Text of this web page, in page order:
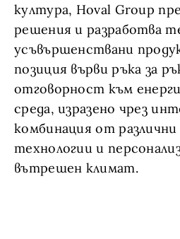
култура, Hoval Group
решения и разработва
усъвършенствани
позиция върви ръка за
отговорност към
среда, изразено чрез
комбинация от
технологии и
вътрешен климат.